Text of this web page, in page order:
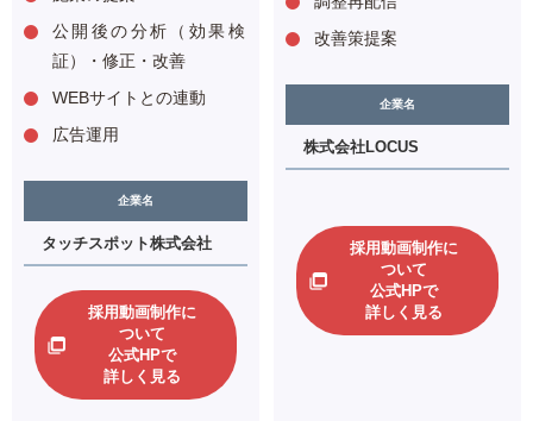
公開後の分析（効果検
証）・修正・改善
WEBサイトとの連動
広告運用
企業名
タッチスポット株式会社
採用動画制作に
ついて
公式HPで
詳しく見る
改善策提案
企業名
株式会社LOCUS
採用動画制作に
ついて
公式HPで
詳しく見る